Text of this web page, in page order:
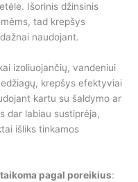
Išorinis džinsinis
tad krepšys
naudojant.
izoliuojančių, vandeniui
krepšys efektyviai
kartu su šaldymo ar
dar labiau sustiprėja,
išliks tinkamos
pagal poreikius: